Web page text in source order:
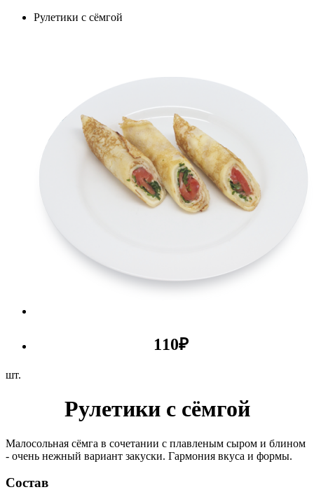
Рулетики с сёмгой
110₽
шт.
Рулетики с сёмгой
Малосольная сёмга в сочетании с плавленым сыром и блином
- очень нежный вариант закуски. Гармония вкуса и формы.
Состав